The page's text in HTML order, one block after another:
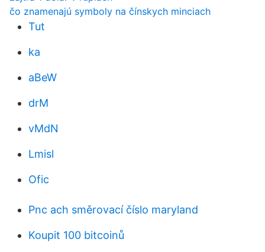
čo znamenajú symboly na čínskych minciach
Tut
ka
aBeW
drM
vMdN
Lmisl
Ofic
Pnc ach směrovací číslo maryland
Koupit 100 bitcoinů